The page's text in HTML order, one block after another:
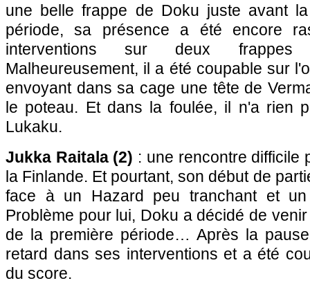
une belle frappe de Doku juste avant
période, sa présence a été encore
interventions sur deux frappes
Malheureusement, il a été coupable sur
envoyant dans sa cage une tête de
le poteau. Et dans la foulée, il n'a rien
Lukaku.
Jukka Raitala (2) : une rencontre difficile
la Finlande. Et pourtant, son début de
face à un Hazard peu tranchant et
Problème pour lui, Doku a décidé de
de la première période… Après la
retard dans ses interventions et a été
du score.